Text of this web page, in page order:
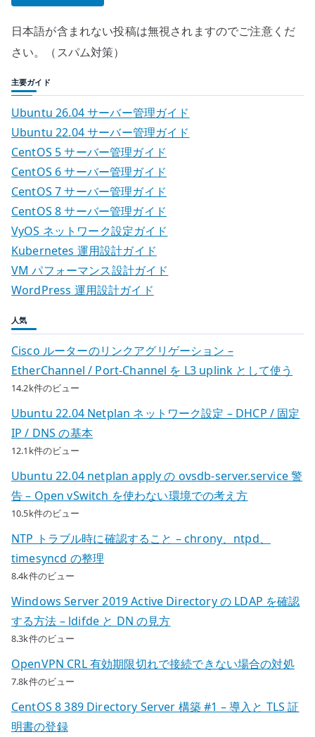
日本語が含まれない投稿は無視されますのでご注意くだ
さい。（スパム対策）
主要ガイド
Ubuntu 26.04 サーバー管理ガイド
Ubuntu 22.04 サーバー管理ガイド
CentOS 5 サーバー管理ガイド
CentOS 6 サーバー管理ガイド
CentOS 7 サーバー管理ガイド
CentOS 8 サーバー管理ガイド
VyOS ネットワーク設定ガイド
Kubernetes 運用設計ガイド
VM パフォーマンス設計ガイド
WordPress 運用設計ガイド
人気
Cisco ルーターのリンクアグリゲーション –
EtherChannel / Port-Channel を L3 uplink として使う
14.2k件のビュー
Ubuntu 22.04 Netplan ネットワーク設定 – DHCP / 固定
IP / DNS の基本
12.1k件のビュー
Ubuntu 22.04 netplan apply の ovsdb-server.service 警
告 – Open vSwitch を使わない環境での考え方
10.5k件のビュー
NTP トラブル時に確認すること – chrony、ntpd、
timesyncd の整理
8.4k件のビュー
Windows Server 2019 Active Directory の LDAP を確認
する方法 – ldifde と DN の見方
8.3k件のビュー
OpenVPN CRL 有効期限切れで接続できない場合の対処
7.8k件のビュー
CentOS 8 389 Directory Server 構築 #1 – 導入と TLS 証
明書の登録